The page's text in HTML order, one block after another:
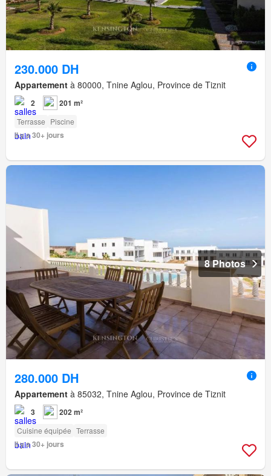
230.000 DH
Appartement à 80000, Tnine Aglou, Province de Tiznit
2 201 m²
Terrasse Piscine
Il y a 30+ jours
8 Photos
280.000 DH
Appartement à 85032, Tnine Aglou, Province de Tiznit
3 202 m²
Cuisine équipée Terrasse
Il y a 30+ jours